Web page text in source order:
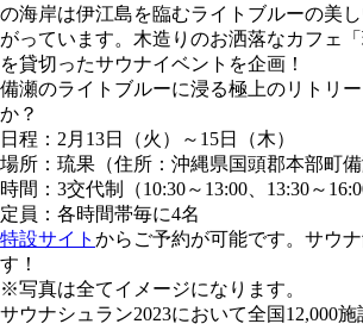
の海岸は伊江島を臨むライトブルーの美
がっています。木造りのお洒落なカフェ
を貸切ったサウナイベントを企画！
備瀬のライトブルーに浸る極上のリトリ
か？
日程：2月13日（火）～15日（木）
場所：琉果（住所：沖縄県国頭郡本部町備
時間：3交代制（10:30～13:00、13:30～
定員：各時間帯毎に4名
特設サイト からご予約が可能です。サウ
す！
※写真は全てイメージになります。
サウナシュラン2023において全国12,000施